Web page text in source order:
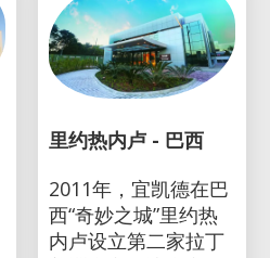
里约热内卢 - 巴西
2011年，宜凯德在巴
西“奇妙之城”里约热
内卢设立第二家拉丁